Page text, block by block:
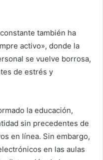
también ha
activo», donde la
se vuelve borrosa,
de estrés y
la educación,
sin precedentes de
en línea. Sin embargo,
en las aulas